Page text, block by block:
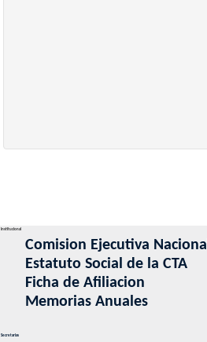
Institucional
Comision Ejecutiva Nacional
Estatuto Social de la CTA
Ficha de Afiliacion
Memorias Anuales
Secretarias